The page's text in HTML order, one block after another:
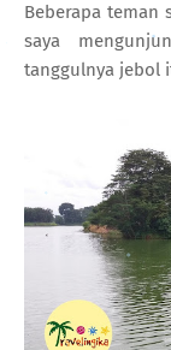
Beberapa teman
saya
tanggulnya jebol